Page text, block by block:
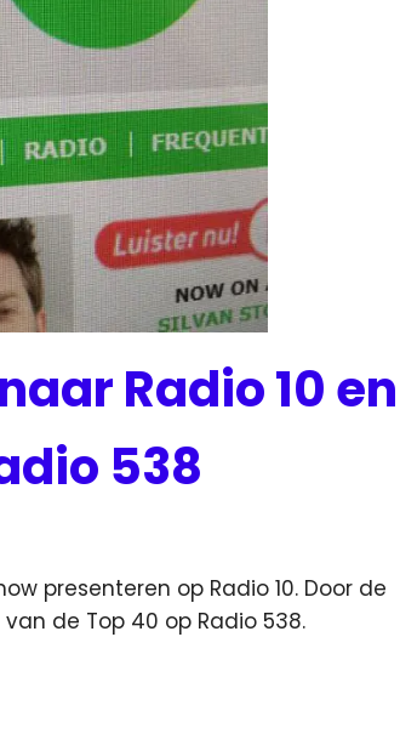
Radio 10 en
538
presenteren op Radio 10. Door de
de Top 40 op Radio 538.